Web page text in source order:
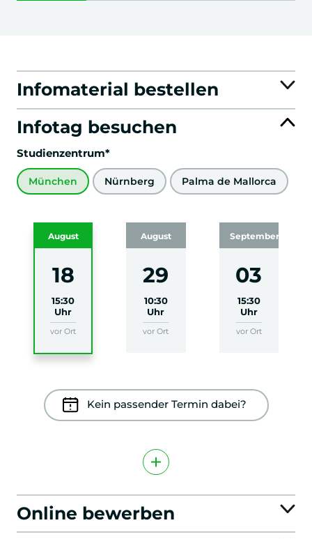
Infomaterial bestellen
Infotag besuchen
Studienzentrum*
München Nürnberg Palma de Mallorca
August
18
15:30
Uhr
vor Ort
August
29
10:30
Uhr
vor Ort
September
03
15:30
Uhr
vor Ort
Kein passender Termin dabei?
Online bewerben